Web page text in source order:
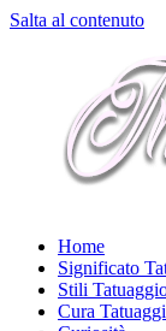
Salta al contenuto
Home
Significato
Stili
Cura